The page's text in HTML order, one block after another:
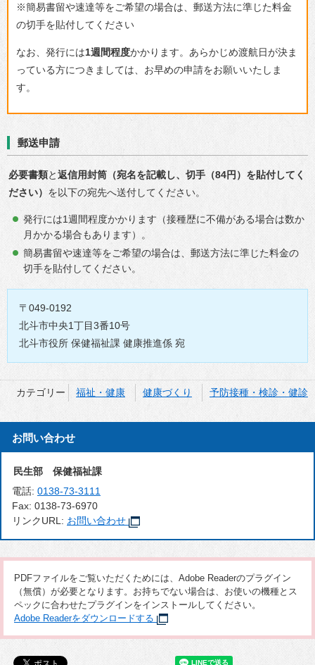
※簡易書留や速達等をご希望の場合は、郵送方法に準じた料金
の切手を貼付してください
なお、発行には1週間程度かかります。あらかじめ渡航日が決ま
っている方につきましては、お早めの申請をお願いいたしま
す。
郵送申請
必要書類と返信用封筒（宛名を記載し、切手（84円）を貼付してく
ださい） を以下の宛先へ送付してください。
発行には1週間程度かかります（接種歴に不備がある場合は数か
月かかる場合もあります）。
簡易書留や速達等をご希望の場合は、郵送方法に準じた料金の
切手を貼付してください。
〒049-0192
北斗市中央1丁目3番10号
北斗市役所 保健福祉課 健康推進係 宛
カテゴリー 福祉・健康 健康づくり 予防接種・検診・健診
お問い合わせ
民生部 保健福祉課
電話: 0138-73-3111
Fax: 0138-73-6970
リンクURL: お問い合わせ
PDFファイルをご覧いただくためには、Adobe Readerのプラグイン
（無償）が必要となります。お持ちでない場合は、お使いの機種とス
ペックに合わせたプラグインをインストールしてください。
Adobe Readerをダウンロードする